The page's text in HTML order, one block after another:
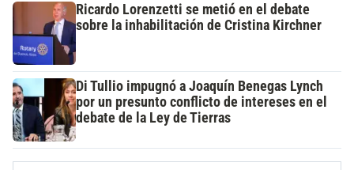
Ricardo Lorenzetti se metió en el debate
sobre la inhabilitación de Cristina Kirchner
Di Tullio impugnó a Joaquín Benegas Lynch
por un presunto conflicto de intereses en el
debate de la Ley de Tierras